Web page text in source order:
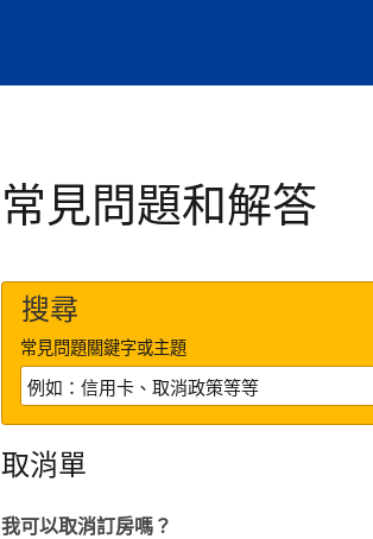
常見問題和解答
搜尋
常見問題關鍵字或主題
取消單
我可以取消訂房嗎？